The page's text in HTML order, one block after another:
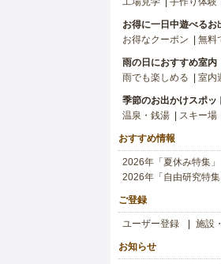
お得に一日中遊べるお
お得なクーポン
無料
雨の日におすすめ室内
雨でも楽しめる
室内
季節のお出かけスポッ
温泉・銭湯
スキー場
おすすめ情報
2026年「夏休み特集
2026年「自由研究特
ご登録
ユーザー登録 施設
お知らせ